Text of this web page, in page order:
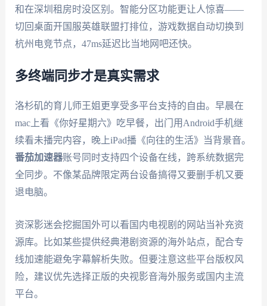
和在深圳租房时没区别。智能分区功能更让人惊喜——
切回桌面开国服英雄联盟打排位，游戏数据自动切换到
杭州电竞节点，47ms延迟比当地网吧还快。
多终端同步才是真实需求
洛杉矶的育儿师王姐更享受多平台支持的自由。早晨在
mac上看《你好星期六》吃早餐，出门用Android手机继
续看未播完内容，晚上iPad播《向往的生活》当背景音。
番茄加速器账号同时支持四个设备在线，跨系统数据完
全同步。不像某品牌限定两台设备搞得又要删手机又要
退电脑。
资深影迷会挖掘国外可以看国内电视剧的网站当补充资
源库。比如某些提供经典港剧资源的海外站点，配合专
线加速能避免字幕解析失败。但要注意这些平台版权风
险，建议优先选择正版的央视影音海外服务或国内主流
平台。